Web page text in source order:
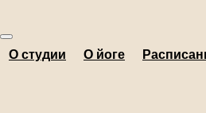
О студии О йоге